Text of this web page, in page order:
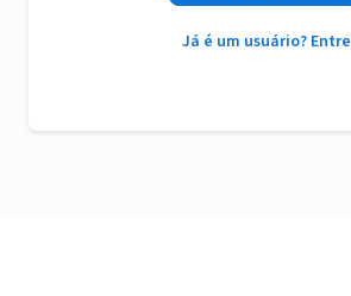
Já é um usuário? Entre